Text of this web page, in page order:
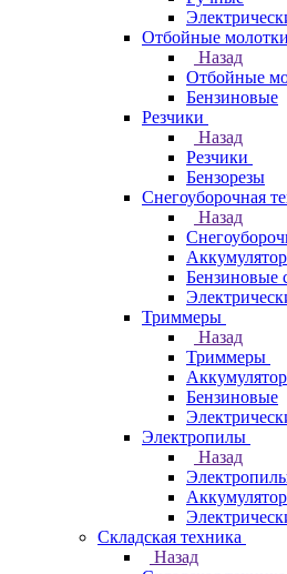
Отбойные молотки
Назад
Отбойные
Бензиновые
Резчики
Назад
Резчики
Бензорезы
Снегоуборочная
Назад
Бензиновые
Триммеры
Назад
Триммеры
Бензиновые
Электропилы
Назад
Складская техника
Назад